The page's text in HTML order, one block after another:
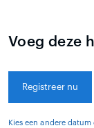
Voeg deze
Registreer nu
Kies een andere